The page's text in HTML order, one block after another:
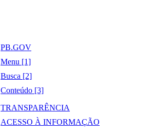
PB.GOV
Menu [1]
Busca [2]
Conteúdo [3]
TRANSPARÊNCIA
ACESSO À INFORMAÇÃO